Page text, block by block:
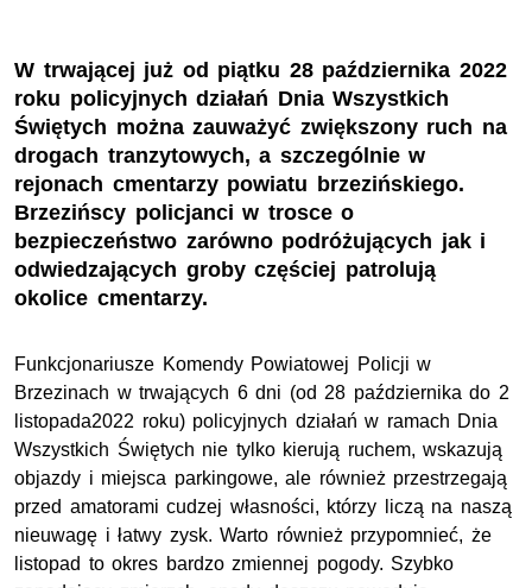
W trwającej już od piątku 28 października 2022
roku policyjnych działań Dnia Wszystkich
Świętych można zauważyć zwiększony ruch na
drogach tranzytowych, a szczególnie w
rejonach cmentarzy powiatu brzezińskiego.
Brzezińscy policjanci w trosce o
bezpieczeństwo zarówno podróżujących jak i
odwiedzających groby częściej patrolują
okolice cmentarzy.
Funkcjonariusze Komendy Powiatowej Policji w
Brzezinach w trwających 6 dni (od 28 października do 2
listopada2022 roku) policyjnych działań w ramach Dnia
Wszystkich Świętych nie tylko kierują ruchem, wskazują
objazdy i miejsca parkingowe, ale również przestrzegają
przed amatorami cudzej własności, którzy liczą na naszą
nieuwagę i łatwy zysk. Warto również przypomnieć, że
listopad to okres bardzo zmiennej pogody. Szybko